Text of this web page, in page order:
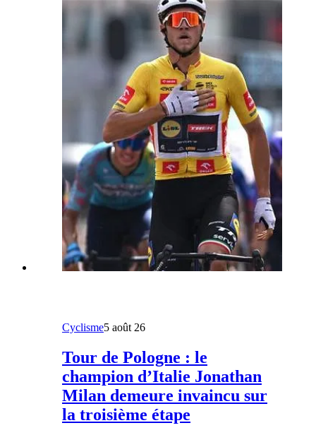
Cyclisme5 août 26
Tour de Pologne : le
champion d’Italie Jonathan
Milan demeure invaincu sur
la troisième étape